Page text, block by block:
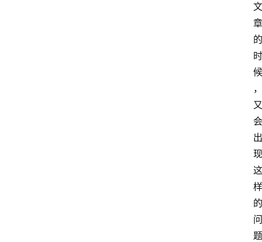
文
章
的
时
候
，
又
会
出
现
这
样
的
问
题